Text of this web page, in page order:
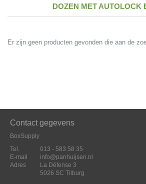
DOZEN MET AUTOLOCK
Er zijn geen producten gevonden die aan de
Contact gegevens
BoxSupply
Tel.
013 - 583 58 35
E-mail
info@panhuijsen.nl
Adres
La Défense 3
5026 SC Tilburg